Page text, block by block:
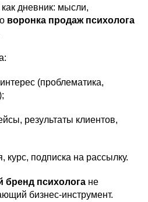
дневник: мысли,
воронка продаж психолога
(проблематика,
результаты клиентов,
курс, подписка на рассылку.
бренд психолога не
бизнес-инструмент.